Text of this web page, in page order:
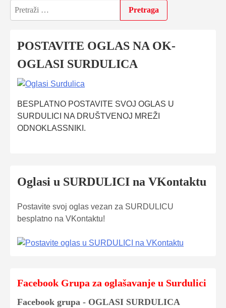
Pretraga:
POSTAVITE OGLAS NA OK-
OGLASI SURDULICA
BESPLATNO POSTAVITE SVOJ OGLAS U
SURDULICI NA DRUŠTVENOJ MREŽI
ODNOKLASSNIKI.
Oglasi u SURDULICI na VKontaktu
Postavite svoj oglas vezan za SURDULICU
besplatno na VKontaktu!
Facebook Grupa za oglašavanje u Surdulici
Facebook grupa - OGLASI SURDULICA